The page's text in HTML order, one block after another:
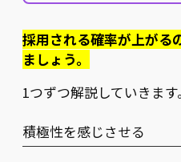
採用される確率が上がる
ましょう。
1つずつ解説していきます。
積極性を感じさせる